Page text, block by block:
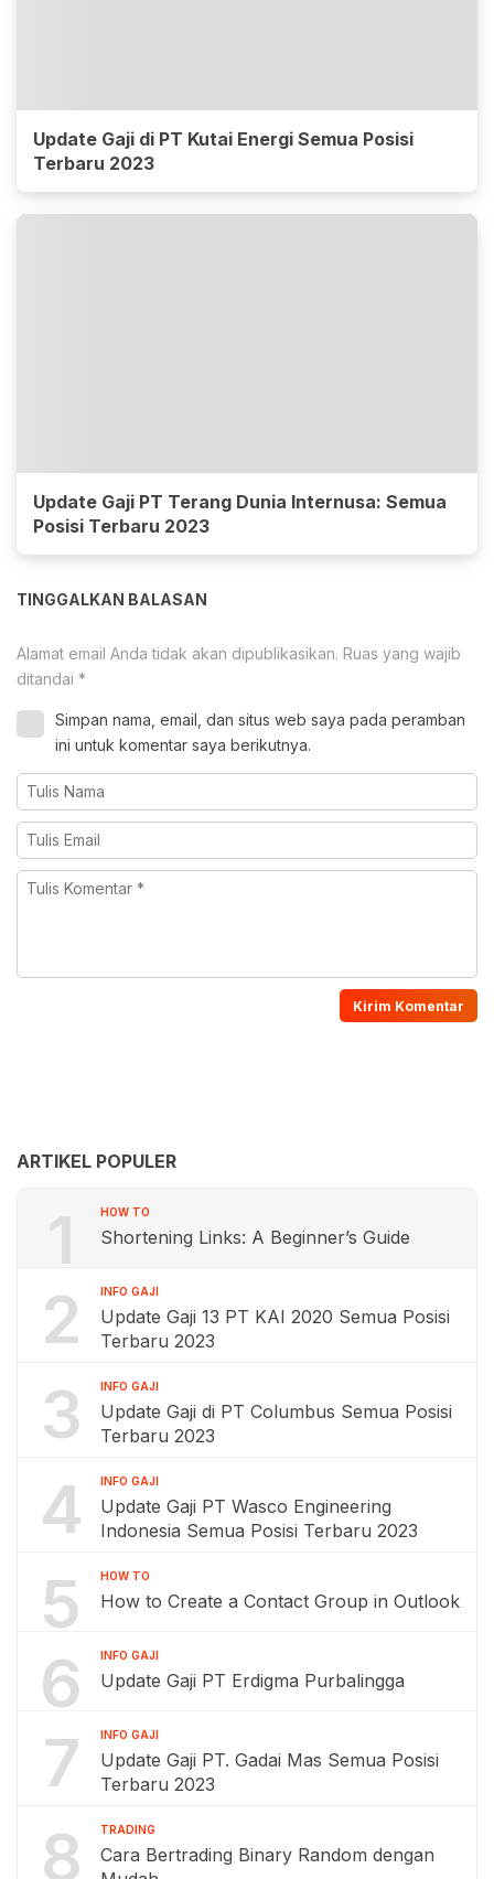
Update Gaji di PT Kutai Energi Semua Posisi
Terbaru 2023
Update Gaji PT Terang Dunia Internusa: Semua
Posisi Terbaru 2023
TINGGALKAN BALASAN
Alamat email Anda tidak akan dipublikasikan. Ruas yang wajib
ditandai *
Simpan nama, email, dan situs web saya pada peramban
ini untuk komentar saya berikutnya.
ARTIKEL POPULER
1 HOW TO
Shortening Links: A Beginner’s Guide
2 INFO GAJI
Update Gaji 13 PT KAI 2020 Semua Posisi
Terbaru 2023
3 INFO GAJI
Update Gaji di PT Columbus Semua Posisi
Terbaru 2023
4 INFO GAJI
Update Gaji PT Wasco Engineering
Indonesia Semua Posisi Terbaru 2023
5 HOW TO
How to Create a Contact Group in Outlook
6 INFO GAJI
Update Gaji PT Erdigma Purbalingga
7 INFO GAJI
Update Gaji PT. Gadai Mas Semua Posisi
Terbaru 2023
8 TRADING
Cara Bertrading Binary Random dengan